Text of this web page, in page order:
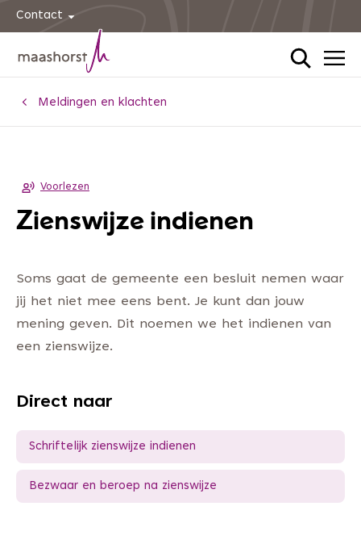
Contact
HomeMeldingen en klachten
Voorlezen
Zienswijze indienen
Soms gaat de gemeente een besluit nemen waar
jij het niet mee eens bent. Je kunt dan jouw
mening geven. Dit noemen we het indienen van
een zienswijze.
Direct naar
Schriftelijk zienswijze indienen
Bezwaar en beroep na zienswijze